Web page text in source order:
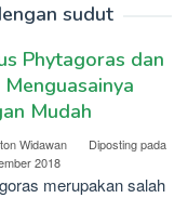
sudut
Phytagoras dan
Menguasainya
Mudah
Widawan
Diposting pada
2018
merupakan salah